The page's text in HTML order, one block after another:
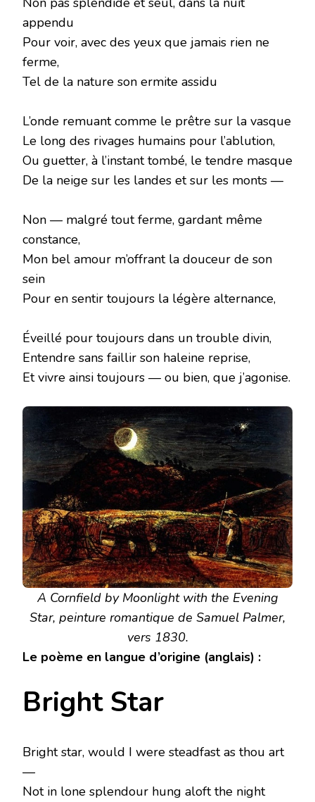
appendu
Pour voir, avec des yeux que jamais rien ne
ferme,
Tel de la nature son ermite assidu
L’onde remuant comme le prêtre sur la vasque
Le long des rivages humains pour l’ablution,
Ou guetter, à l’instant tombé, le tendre masque
De la neige sur les landes et sur les monts —
Non — malgré tout ferme, gardant même
constance,
Mon bel amour m’offrant la douceur de son
sein
Pour en sentir toujours la légère alternance,
Éveillé pour toujours dans un trouble divin,
Entendre sans faillir son haleine reprise,
Et vivre ainsi toujours — ou bien, que j’agonise.
A Cornfield by Moonlight with the Evening
Star, peinture romantique de Samuel Palmer,
vers 1830.
Le poème en langue d’origine (anglais) :
Bright Star
Bright star, would I were steadfast as thou art
—
Not in lone splendour hung aloft the night